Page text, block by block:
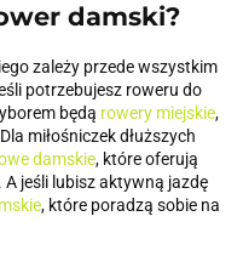
damski?
zależy przede wszystkim
potrzebujesz roweru do
będą rowery miejskie,
miłośniczek dłuższych
damskie, które oferują
jeśli lubisz aktywną jazdę
, które poradzą sobie na